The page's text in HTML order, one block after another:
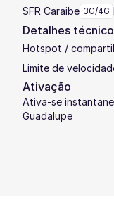
SFR Caraibe 3G/4G
Detalhes
Hotspot /
Limite de
Ativação
Ativa-se
Guadalupe